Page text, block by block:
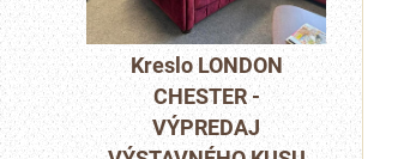
Kreslo LONDON
CHESTER -
VÝPREDAJ